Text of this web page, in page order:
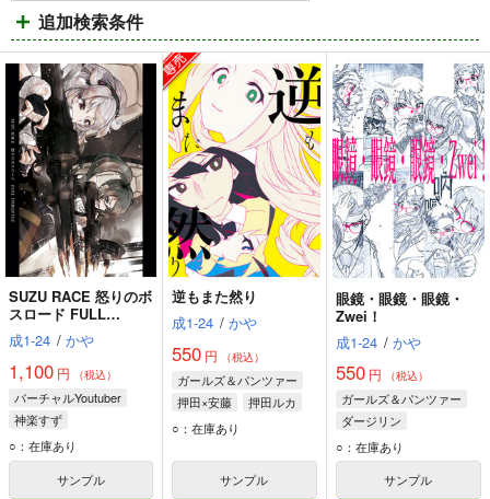
ム
表
示
ム
表
ム
表
示
追加検索条件
SUZU RACE 怒りのボ
スロード FULL
THROTTLE
成1-24 / かや
1,100 円 （税込）
バーチャルYoutuber
神楽すず
もこ田めめめ
ルルン・ルルリカ
○：在庫あり
サンプル
逆もまた然り
成1-24 / かや
550 円 （税込）
ガールズ＆パンツァー
押田×安藤
押田ルカ
安藤レナ
○：在庫あり
サンプル
眼鏡・眼鏡・眼鏡・
Zwei！
成1-24 / かや
550円 （税込）
ガールズ＆パンツァー
ダージリン
○：在庫あり
サンプル